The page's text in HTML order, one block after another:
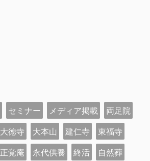
セミナー メディア掲載
両足院
大徳寺 大本山 建仁寺
東福寺
正覚庵 永代供養 終活
自然葬